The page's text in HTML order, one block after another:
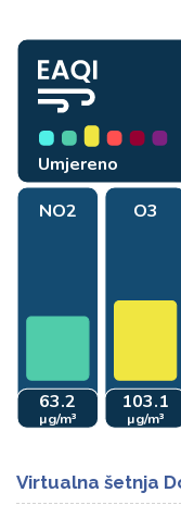
Virtualna šetnja